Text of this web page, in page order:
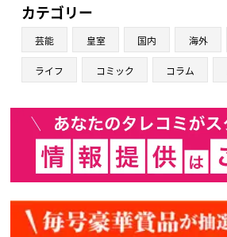
カテゴリー
芸能 皇室 国内 海外
ライフ コミック コラム